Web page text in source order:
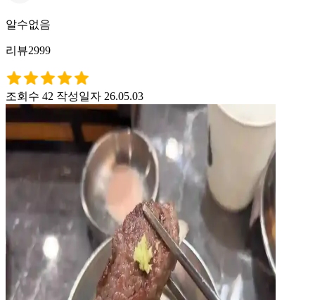
알수없음
리뷰2999
조회수 42 작성일자 26.05.03